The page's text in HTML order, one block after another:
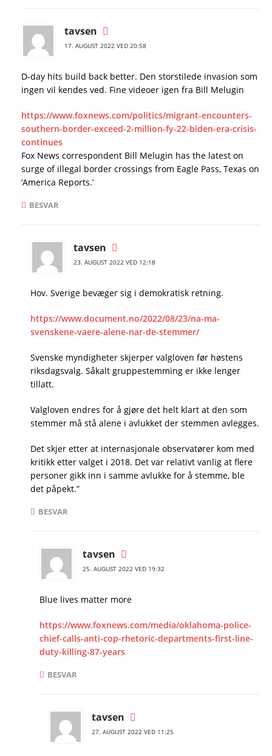
tavsen
17. AUGUST 2022 VED 20:58
D-day hits build back better. Den storstilede invasion som
ingen vil kendes ved. Fine videoer igen fra Bill Melugin
https://www.foxnews.com/politics/migrant-encounters-
southern-border-exceed-2-million-fy-22-biden-era-crisis-
continues
Fox News correspondent Bill Melugin has the latest on
surge of illegal border crossings from Eagle Pass, Texas on
‘America Reports.’
BESVAR
tavsen
23. AUGUST 2022 VED 12:18
Hov. Sverige bevæger sig i demokratisk retning.
https://www.document.no/2022/08/23/na-ma-
svenskene-vaere-alene-nar-de-stemmer/
Svenske myndigheter skjerper valgloven før høstens
riksdagsvalg. Såkalt gruppestemming er ikke lenger
tillatt.
Valgloven endres for å gjøre det helt klart at den som
stemmer må stå alene i avlukket der stemmen avlegges.
Det skjer etter at internasjonale observatører kom med
kritikk etter valget i 2018. Det var relativt vanlig at flere
personer gikk inn i samme avlukke for å stemme, ble
det påpekt.”
BESVAR
tavsen
25. AUGUST 2022 VED 19:32
Blue lives matter more
https://www.foxnews.com/media/oklahoma-police-
chief-calls-anti-cop-rhetoric-departments-first-line-
duty-killing-87-years
BESVAR
tavsen
27. AUGUST 2022 VED 11:25